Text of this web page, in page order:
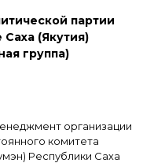
партии
(Якутия)
группа)
организации
комитета
Республики Саха